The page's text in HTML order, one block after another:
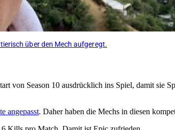
über den Mech aufgeregt.
von Season 10 ausdrücklich ins Spiel, damit sie
angepasst. Daher haben die Mechs in diesen